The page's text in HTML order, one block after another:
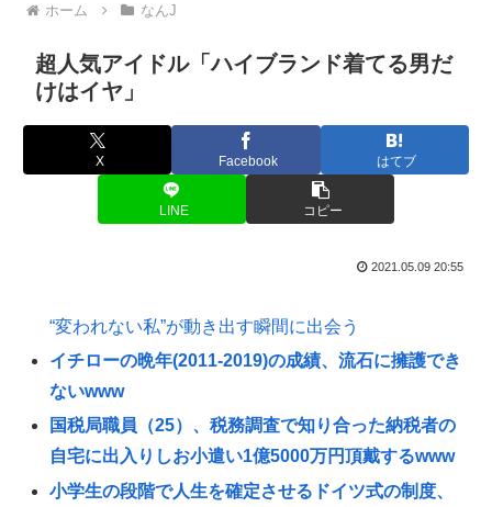
ホーム なんJ
超人気アイドル「ハイブランド着てる男だ
けはイヤ」
X Facebook はてブ
LINE コピー
2021.05.09 20:55
“変われない私”が動き出す瞬間に出会う
イチローの晩年(2011-2019)の成績、流石に擁護でき
ないwww
国税局職員（25）、税務調査で知り合った納税者の
自宅に出入りしお小遣い1億5000万円頂戴するwww
小学生の段階で人生を確定させるドイツ式の制度、